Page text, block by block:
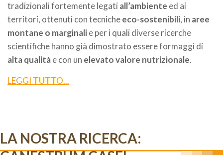
tradizionali fortemente legati all’ambiente ed ai
territori, ottenuti con tecnicheeco-sostenibili, in aree
montane o marginalie per i quali diverse ricerche
scientifiche hanno già dimostrato essere formaggi di
alta qualitàe con un elevato valore nutrizionale.
LEGGI TUTTO...
LA NOSTRA RICERCA: